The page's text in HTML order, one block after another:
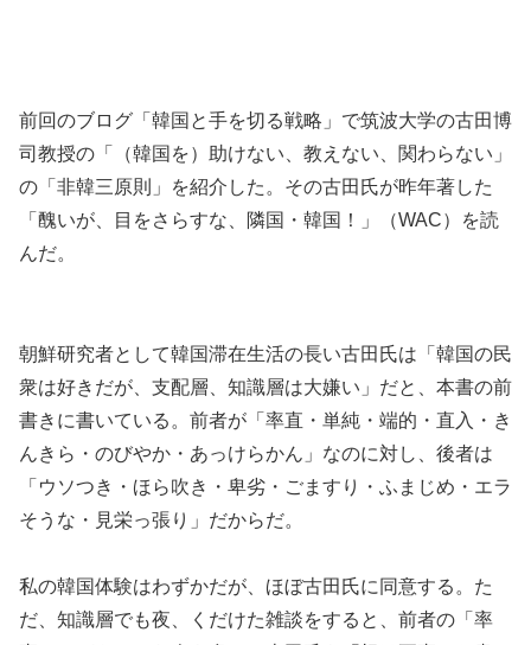
前回のブログ「韓国と手を切る戦略」で筑波大学の古田博
司教授の「（韓国を）助けない、教えない、関わらない」
の「非韓三原則」を紹介した。その古田氏が昨年著した
「醜いが、目をさらすな、隣国・韓国！」（WAC）を読
んだ。
朝鮮研究者として韓国滞在生活の長い古田氏は「韓国の民
衆は好きだが、支配層、知識層は大嫌い」だと、本書の前
書きに書いている。前者が「率直・単純・端的・直入・き
んきら・のびやか・あっけらかん」なのに対し、後者は
「ウソつき・ほら吹き・卑劣・ごますり・ふまじめ・エラ
そうな・見栄っ張り」だからだ。
私の韓国体験はわずかだが、ほぼ古田氏に同意する。た
だ、知識層でも夜、くだけた雑談をすると、前者の「率